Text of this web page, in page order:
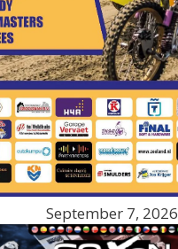
September 7, 2026